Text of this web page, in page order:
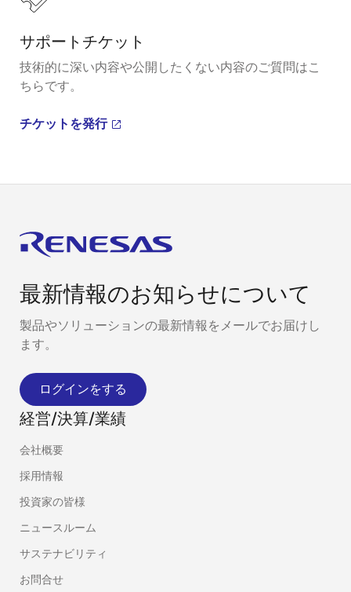
サポートチケット
技術的に深い内容や公開したくない内容のご質問はこ
ちらです。
チケットを発行
最新情報のお知らせについて
製品やソリューションの最新情報をメールでお届けし
ます。
ログインをする
経営/決算/業績
会社概要
採用情報
投資家の皆様
ニュースルーム
サステナビリティ
お問合せ